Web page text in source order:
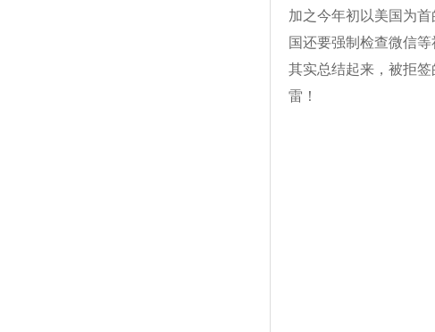
加之今年初以美国为
国还要强制检查微信
其实总结起来，被拒
雷！